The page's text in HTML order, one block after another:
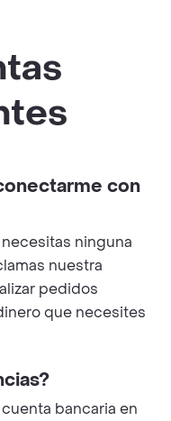
con
ninguna
nuestra
pedidos
que necesites
bancaria en